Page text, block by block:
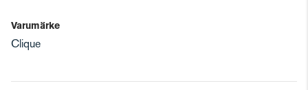
Varumärke
Clique